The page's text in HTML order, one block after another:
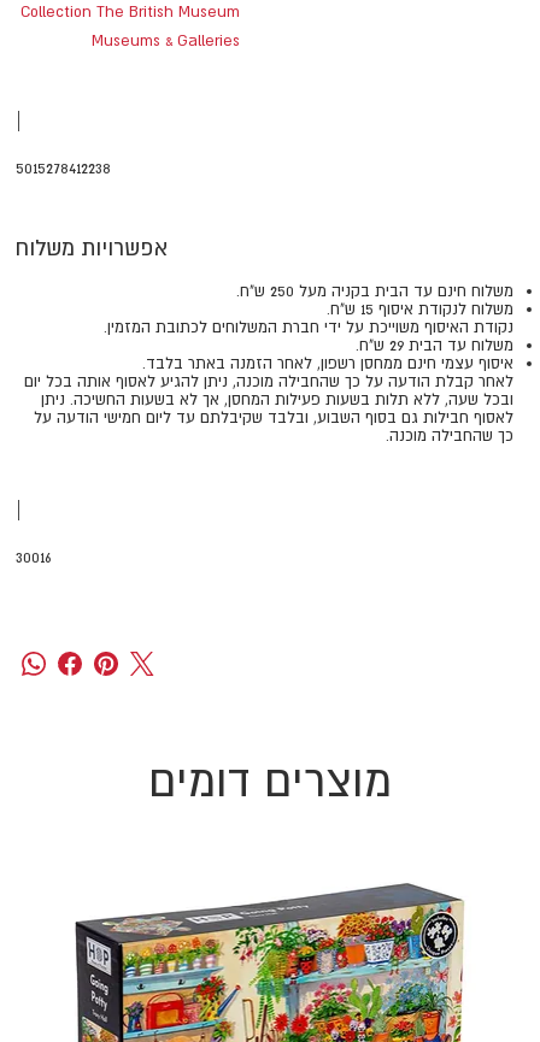
Collection The British Museum
Museums & Galleries
|
5015278412238
אפשרויות משלוח
משלוח חינם עד הבית בקניה מעל 250 ש"ח.
משלוח לנקודת איסוף 15 ש"ח.
נקודת האיסוף משוייכת על ידי חברת המשלוחים לכתובת המזמין.
משלוח עד הבית 29 ש"ח.
איסוף עצמי חינם ממחסן רשפון, לאחר הזמנה באתר בלבד.
​​​​​​​לאחר קבלת הודעה על כך שהחבילה מוכנה, ניתן להגיע לאסוף אותה בכל יום
ובכל שעה, ללא תלות בשעות פעילות המחסן, אך לא בשעות החשיכה. ניתן
לאסוף חבילות גם בסוף השבוע, ובלבד שקיבלתם עד ליום חמישי הודעה על
כך שהחבילה מוכנה.
|
30016
מוצרים דומים